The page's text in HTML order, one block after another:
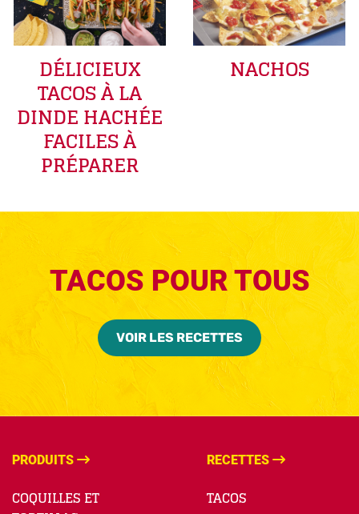
DÉLICIEUX
TACOS À LA
DINDE HACHÉE
FACILES À
PRÉPARER
NACHOS
TACOS POUR TOUS
VOIR LES RECETTES
PRODUITS
COQUILLES ET
RECETTES
TACOS